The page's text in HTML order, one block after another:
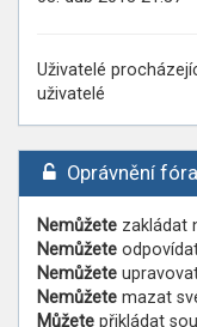
Uživatelé
uživatelé
Oprávnění fóra
Nemůžete zakládat
Nemůžete
Nemůžete
Nemůžete mazat
Můžete přikládat